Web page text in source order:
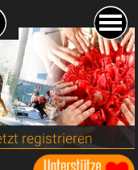
registrieren